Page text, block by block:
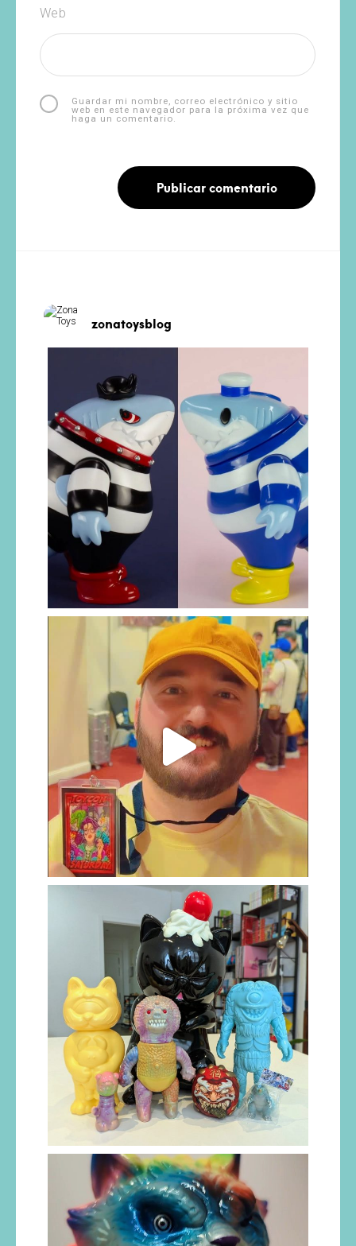
Web
Guardar mi nombre, correo electrónico y sitio
web en este navegador para la próxima vez que
haga un comentario.
zonatoysblog